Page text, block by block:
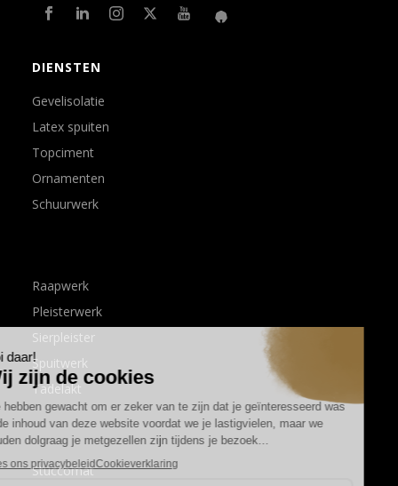
DIENSTEN
Gevelisolatie
Latex spuiten
Topciment
Ornamenten
Schuurwerk
Raapwerk
Pleisterwerk
Sierpleister
Spuitwerk
Tadelakt
Stuccomat